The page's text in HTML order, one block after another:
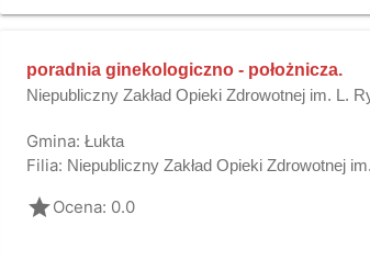
poradnia ginekologiczno - położnicza.
Niepubliczny Zakład Opieki Zdrowotnej im. L.
Gmina: Łukta
Filia: Niepubliczny Zakład Opieki Zdrowotnej
gradeOcena: 0.0